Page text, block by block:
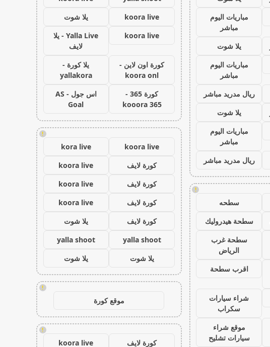
مباريات اليوم
مباشر
يلا شوت
مباريات اليوم
مباشر
ريال مدريد مباشر
يلا شوت
مباريات اليوم
مباشر
ريال مدريد مباشر
!
سطحه
سطحة هيدروليك
سطحة غرب
الرياض
اقرب سطحة
شراء سيارات
سكراب
موقع شراء
سيارات تشليح
koora live
يلا شوت
koora live
Yalla Live - يلا
لايف
كورة اون لاين -
koora onl
يلا كورة -
yallakora
كورة 365 -
kooora 365
اس جول - AS
Goal
!
koora live
kora live
كورة لايف
koora live
كورة لايف
koora live
كورة لايف
koora live
كورة لايف
يلا شوت
yalla shoot
yalla shoot
يلا شوت
يلا شوت
!
موقع كورة
!
كورة لايف
koora live